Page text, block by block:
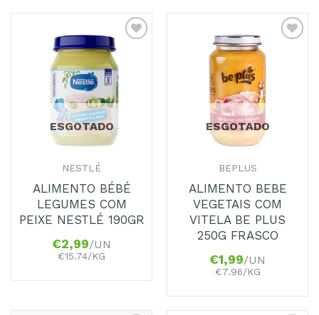
Adicionar
aos
Favoritos
ESGOTADO
NESTLÉ
ALIMENTO BÉBÉ
LEGUMES COM
PEIXE NESTLÉ 190GR
€2,99/UN
€15.74/KG
Adicionar
Favoritos
ESGOTADO
BEPLUS
ALIMENTO BEBE
VEGETAIS COM
VITELA BE PLUS
250G FRASCO
€1,99/UN
€7.96/KG